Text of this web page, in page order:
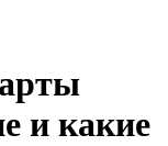
и какие